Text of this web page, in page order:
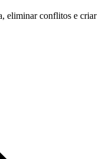
eliminar conflitos e criar